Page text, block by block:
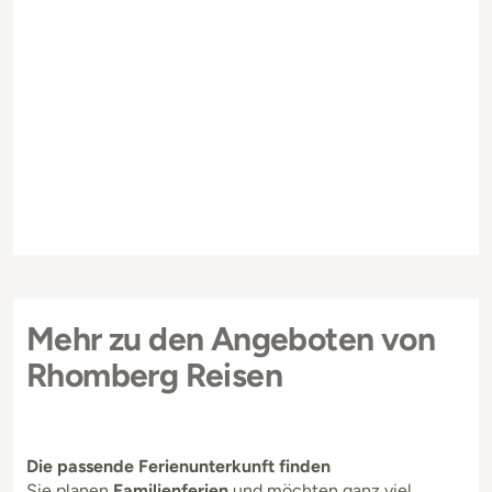
Mehr zu den Angeboten von
Rhomberg Reisen
Die passende Ferienunterkunft finden